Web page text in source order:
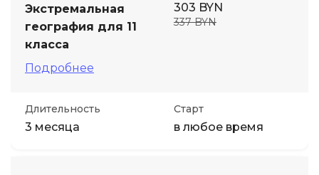
Экстремальная
география для 11
класса
Подробнее
303 BYN
337 BYN
Длительность
3 месяца
Старт
в любое время